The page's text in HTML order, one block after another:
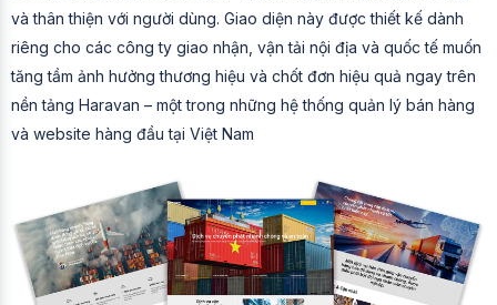
và thân thiện với người dùng. Giao diện này được thiết kế dành
riêng cho các công ty giao nhận, vận tải nội địa và quốc tế muốn
tăng tầm ảnh hưởng thương hiệu và chốt đơn hiệu quả ngay trên
nền tảng Haravan – một trong những hệ thống quản lý bán hàng
và website hàng đầu tại Việt Nam